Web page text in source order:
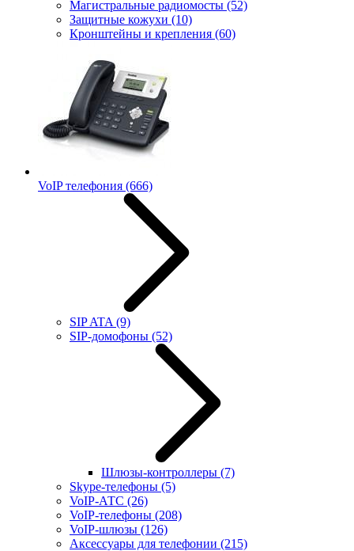
Магистральные радиомосты (52)
Защитные кожухи (10)
Кронштейны и крепления (60)
VoIP телефония (666)
SIP ATA (9)
SIP-домофоны (52)
Шлюзы-контроллеры (7)
Skype-телефоны (5)
VoIP-АТС (26)
VoIP-телефоны (208)
VoIP-шлюзы (126)
Аксессуары для телефонии (215)